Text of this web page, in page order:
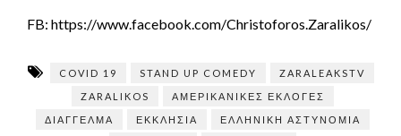
FB: https://www.facebook.com/Christoforos.Zaralikos/
COVID 19 STAND UP COMEDY
ZARALEAKSTV
ZARALIKOS
ΑΜΕΡΙΚΑΝΙΚΈΣ ΕΚΛΟΓΈΣ
ΔΙΆΓΓΕΛΜΑ
ΕΚΚΛΗΣΊΑ
ΕΛΛΗΝΙΚΉ ΑΣΤΥΝΟΜΊΑ